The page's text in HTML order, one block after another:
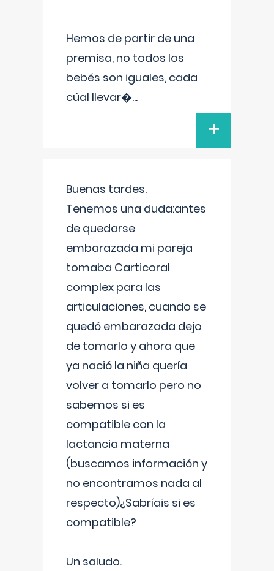
Hemos de partir de una
premisa, no todos los
bebés son iguales, cada
cúal llevar�...
+
Buenas tardes.
Tenemos una duda:antes
de quedarse
embarazada mi pareja
tomaba Carticoral
complex para las
articulaciones, cuando se
quedó embarazada dejo
de tomarlo y ahora que
ya nació la niña quería
volver a tomarlo pero no
sabemos si es
compatible con la
lactancia materna
(buscamos información y
no encontramos nada al
respecto)¿Sabríais si es
compatible?
Un saludo.